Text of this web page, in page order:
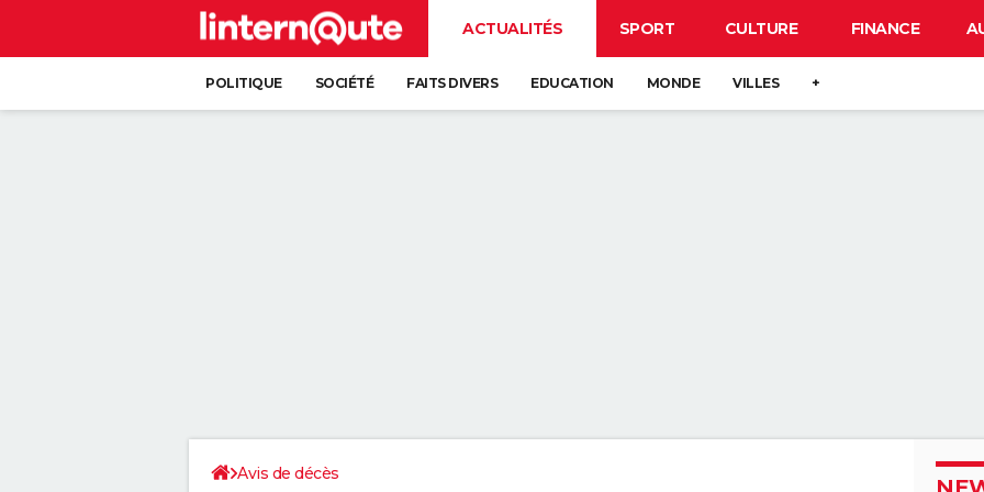
ACTUALITÉS SPORT CULTURE FINANCE
POLITIQUE SOCIÉTÉ FAITS DIVERS EDUCATION MONDE VILLES +
Avis de décès